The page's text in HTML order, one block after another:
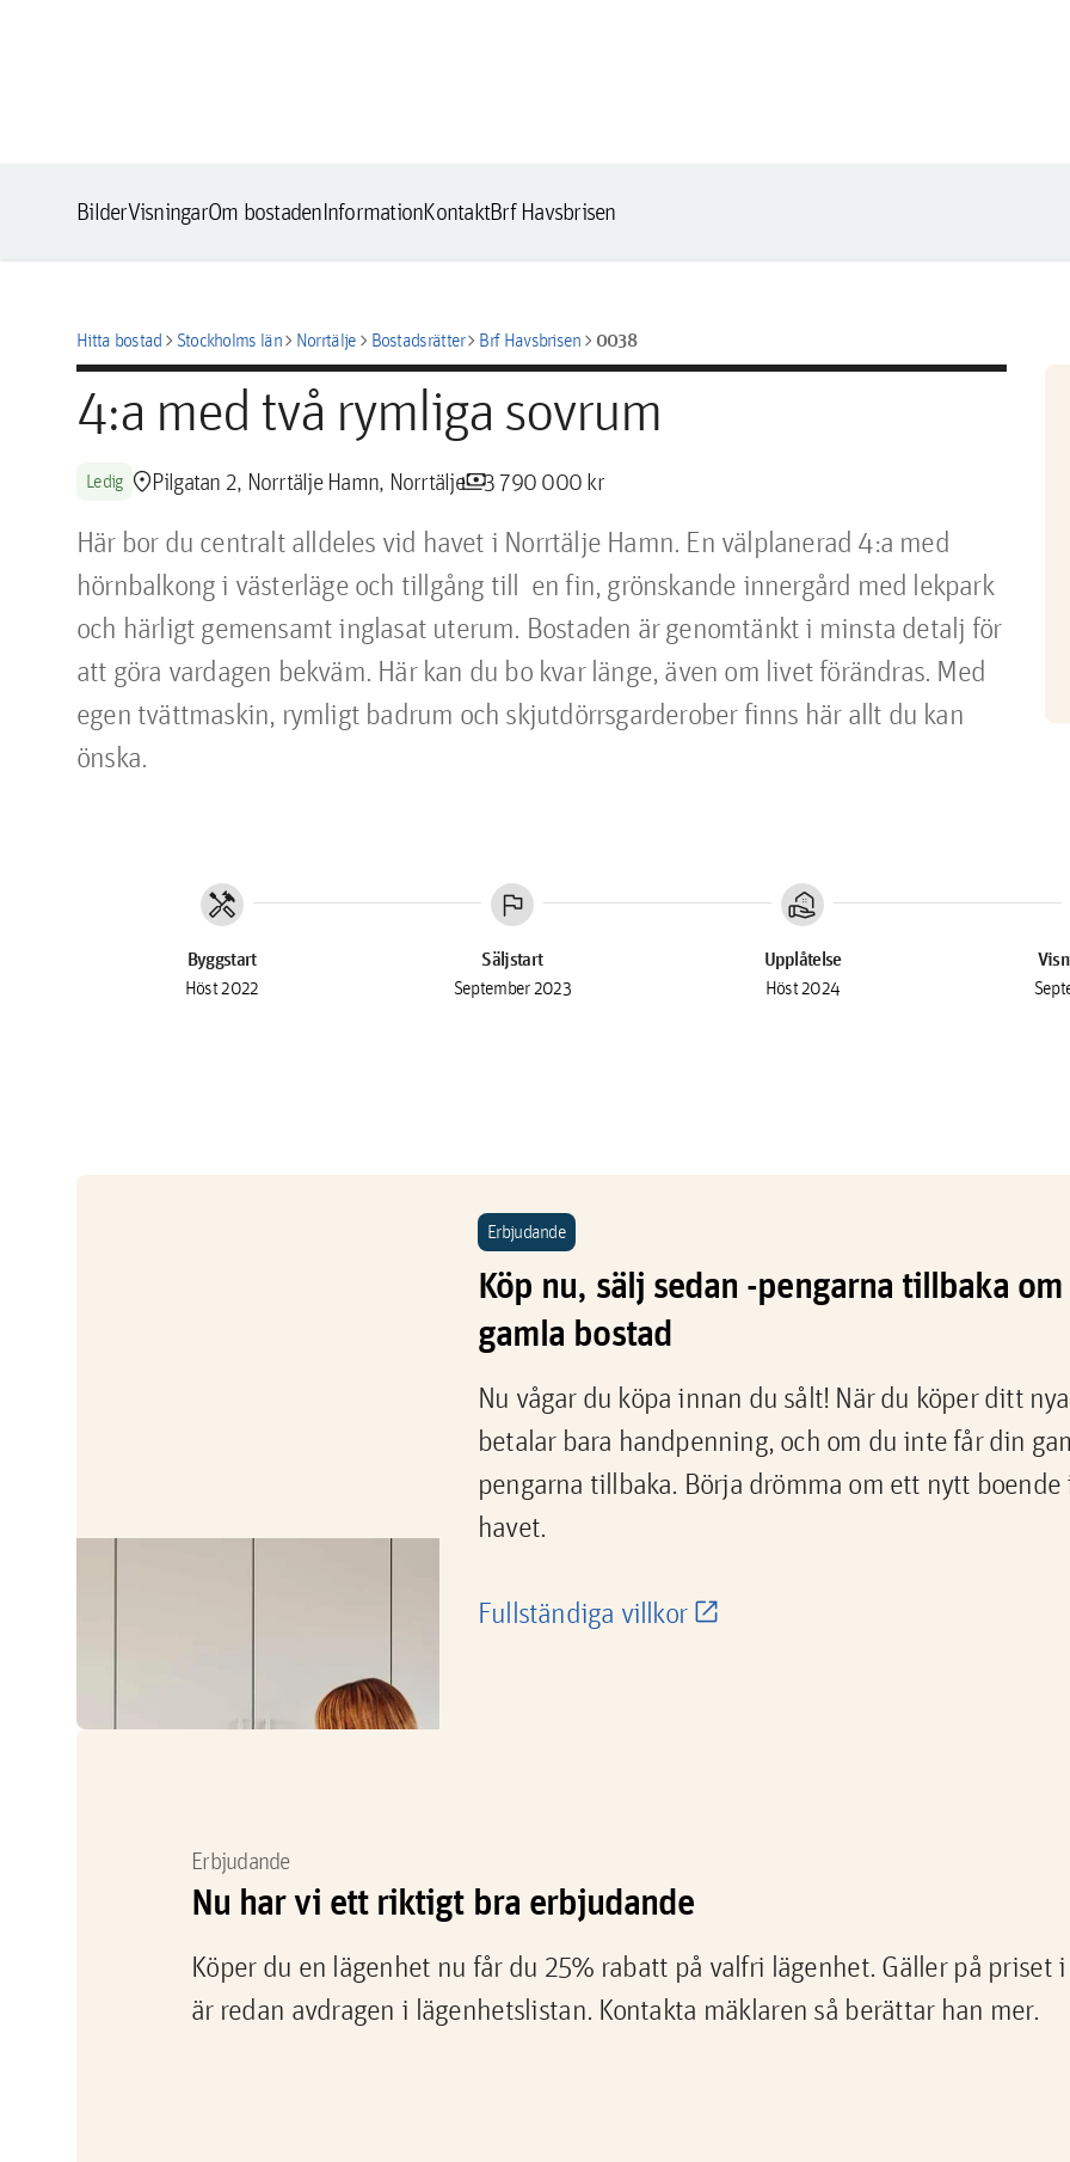
BilderVisningarOm bostadenInformationKontaktBrf Havsbrisen
Hitta bostadchevron_rightStockholms länchevron_rightNorrtäljechevron_rightBostadsrätterchevron_rightBrf Havsbrisenchevron_right0038
4:a med två rymliga sovrum
Ledig location_pinPilgatan 2, Norrtälje Hamn, Norrtäljepayments3 790 000 kr
Här bor du centralt alldeles vid havet i Norrtälje Hamn. En välplanerad 4:a med
hörnbalkong i västerläge och tillgång till  en fin, grönskande innergård med lekpark
och härligt gemensamt inglasat uterum. Bostaden är genomtänkt i minsta detalj för
att göra vardagen bekväm. Här kan du bo kvar länge, även om livet förändras. Med
egen tvättmaskin, rymligt badrum och skjutdörrsgarderober finns här allt du kan
önska.
handyman
Byggstart
Höst 2022
flag
Säljstart
September 2023
real_estate_agent
Upplåtelse
Höst 2024
Erbjudande
Köp nu, sälj sedan -pengarna tillbaka
gamla bostad
Nu vågar du köpa innan du sålt! När du köper ditt
betalar bara handpenning, och om du inte får din
pengarna tillbaka. Börja drömma om ett nytt
havet.
Fullständiga villkor
Erbjudande
Nu har vi ett riktigt bra erbjudande
Köper du en lägenhet nu får du 25% rabatt på valfri lägenhet. Gäller på priset
är redan avdragen i lägenhetslistan. Kontakta mäklaren så berättar han mer.